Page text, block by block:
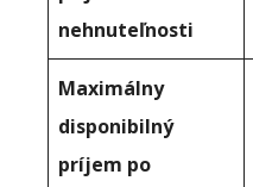
nehnuteľnosti
Maximálny
disponibilný
príjem po